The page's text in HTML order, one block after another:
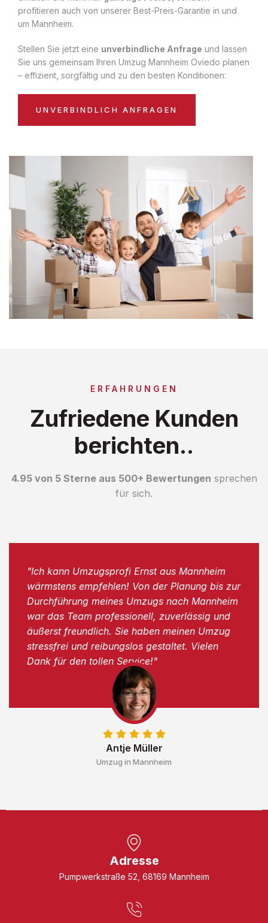
profitieren auch von unserer Best-Preis-Garantie in und
um Mannheim.
Stellen Sie jetzt eine unverbindliche Anfrage und lassen
Sie uns gemeinsam Ihren Umzug Mannheim Oviedo planen
– effizient, sorgfältig und zu den besten Konditionen:
UNVERBINDLICH ANFRAGEN
ERFAHRUNGEN
Zufriedene Kunden
berichten..
4.95 von 5 Sterne aus 500+ Bewertungen sprechen
für sich.
Antje Müller
Umzug in Mannheim
"Ich kann Umzugsprofi Ernst aus Mannheim
wärmstens empfehlen! Von der Planung bis zur
Durchführung meines Umzugs nach Mannheim
war das Team professionell, zuverlässig und
äußerst freundlich. Sie haben meinen Umzug
stressfrei und reibungslos gestaltet. Vielen
Dank für den tollen Service!"
Adresse
Pumpwerkstraße 52, 68169 Mannheim